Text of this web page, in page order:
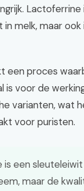
melk, maar ook
een proces
is voor de
varianten, wat
voor puristen.
is een
maar de